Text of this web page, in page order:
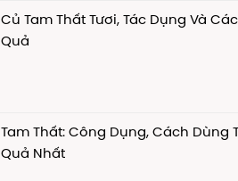
Củ Tam Thất Tươi, Tác Dụng Và
Quả
Tam Thất: Công Dụng, Cách Dùng
Quả Nhất